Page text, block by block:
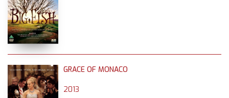
GRACE OF MONACO
2013